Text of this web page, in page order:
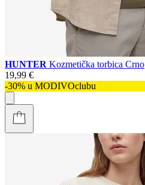
HUNTER Kozmetička torbica Crno
19,99 €
-30% u MODIVOclubu